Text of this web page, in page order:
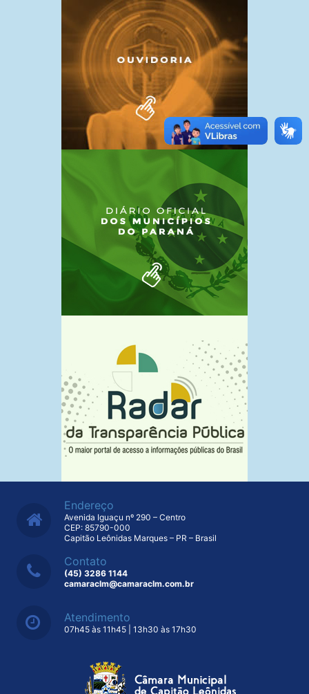
Endereço
Avenida Iguaçu nº 290 – Centro
CEP: 85790-000
Capitão Leônidas Marques – PR – Brasil
Contato
(45) 3286 1144
camaraclm@camaraclm.com.br
Atendimento
07h45 às 11h45 | 13h30 às 17h30